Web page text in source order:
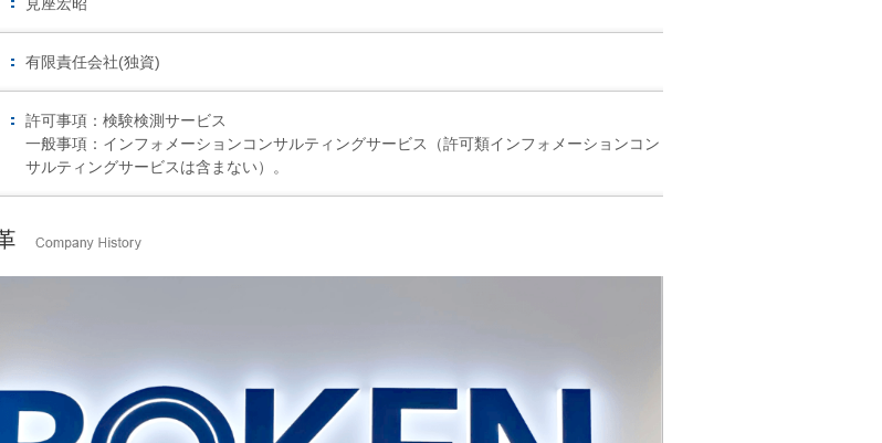
有限責任会社(独資)
許可事項：検験検測サービス
一般事項：インフォメーションコンサルティングサービス（許可類インフォメーションコン
サルティングサービスは含まない）。